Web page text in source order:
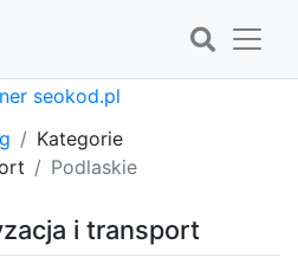
Kategorie
Podlaskie
i transport